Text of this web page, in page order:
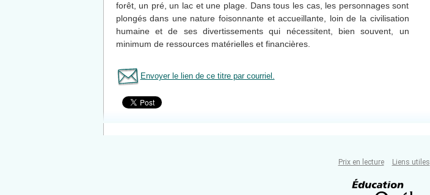
forêt, un pré, un lac et une plage. Dans tous les cas, les personnages sont
plongés dans une nature foisonnante et accueillante, loin de la civilisation
humaine et de ses divertissements qui nécessitent, bien souvent, un
minimum de ressources matérielles et financières.
Envoyer le lien de ce titre par courriel.
Prix en lecture Liens utiles